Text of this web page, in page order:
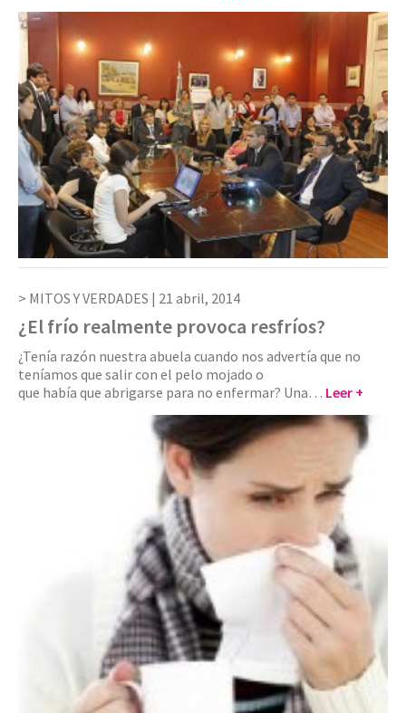
MITOS Y VERDADES | 21 abril, 2014
¿El frío realmente provoca resfríos?
¿Tenía razón nuestra abuela cuando nos advertía que no
teníamos que salir con el pelo mojado o
que había que abrigarse para no enfermar? Una… Leer +